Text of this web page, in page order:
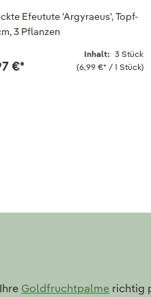
Efeutute 'Argyraeus', Topf-
3 Pflanzen
Inhalt: 3 Stück
(6,99 €* / 1 Stück)
€*
Goldfruchtpalme richtig